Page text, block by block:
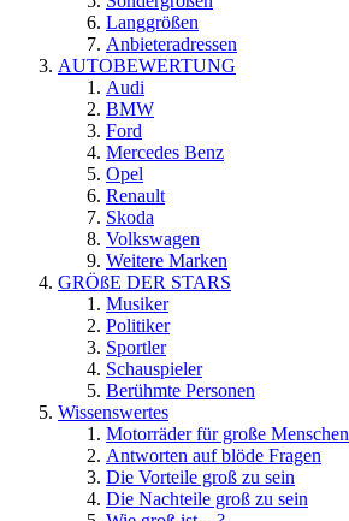
Langgrößen
Anbieteradressen
AUTOBEWERTUNG
Audi
BMW
Ford
Mercedes Benz
Opel
Renault
Skoda
Volkswagen
Weitere Marken
GRÖßE DER STARS
Musiker
Politiker
Sportler
Schauspieler
Berühmte Personen
Wissenswertes
Motorräder für große Menschen
Antworten auf blöde Fragen
Die Vorteile groß zu sein
Die Nachteile groß zu sein